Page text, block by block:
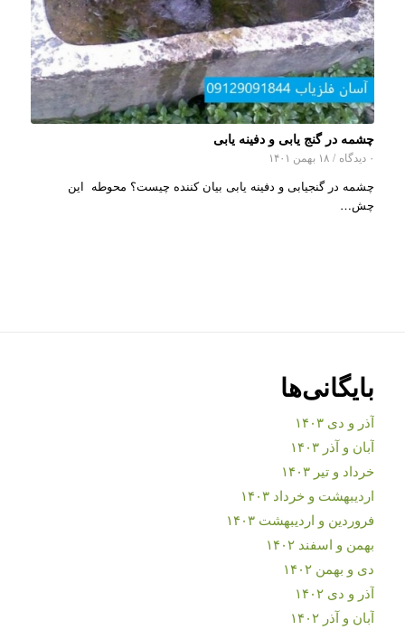
چشمه در گنج یابی و دفینه یابی
۰ دیدگاه / ۱۸ بهمن ۱۴۰۱
چشمه در گنجیابی و دفینه یابی بیان کننده چیست؟ محوطه این
چش…
بایگانی‌ها
آذر و دی ۱۴۰۳
آبان و آذر ۱۴۰۳
خرداد و تیر ۱۴۰۳
اردیبهشت و خرداد ۱۴۰۳
فروردین و اردیبهشت ۱۴۰۳
بهمن و اسفند ۱۴۰۲
دی و بهمن ۱۴۰۲
آذر و دی ۱۴۰۲
آبان و آذر ۱۴۰۲